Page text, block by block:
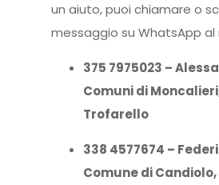
un aiuto, puoi chiamare o
messaggio su WhatsApp al
375 7975023 –
Comuni di
Trofarello
338 4577674 –
Comune di Candiolo,